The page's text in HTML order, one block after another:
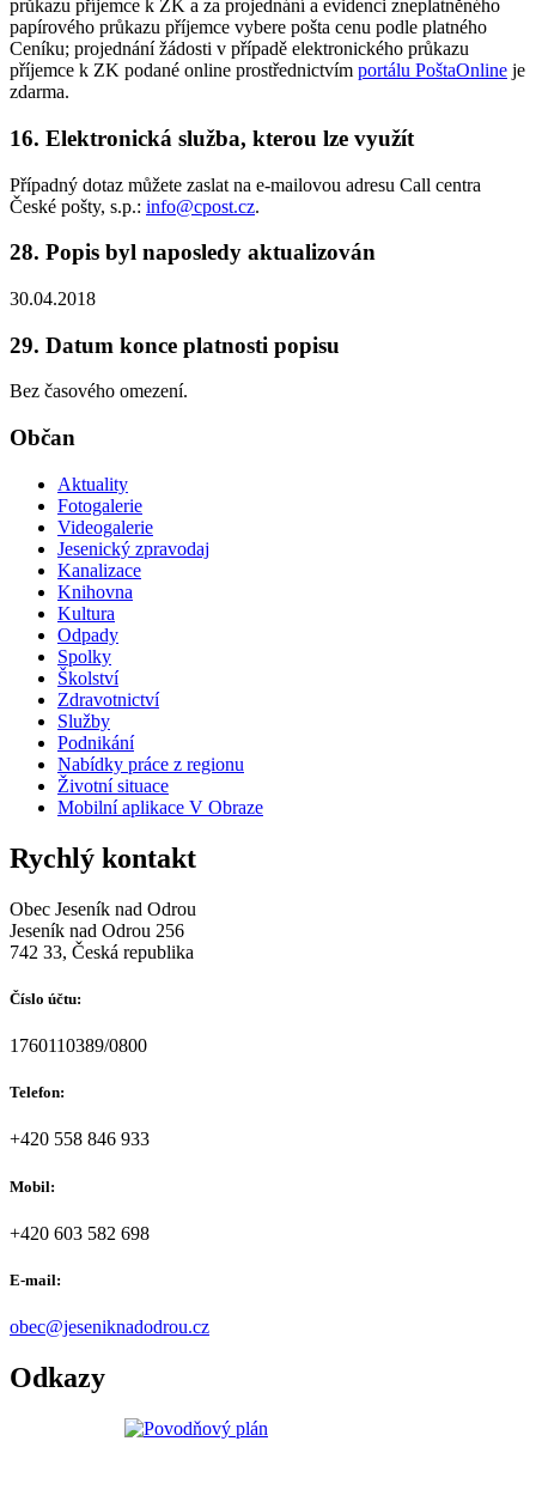
průkazu příjemce k ZK a za projednání a evidenci zneplatněného
papírového průkazu příjemce vybere pošta cenu podle platného
Ceníku; projednání žádosti v případě elektronického průkazu
příjemce k ZK podané online prostřednictvím portálu PoštaOnline je
zdarma.
16. Elektronická služba, kterou lze využít
Případný dotaz můžete zaslat na e-mailovou adresu Call centra
České pošty, s.p.: info@cpost.cz.
28. Popis byl naposledy aktualizován
30.04.2018
29. Datum konce platnosti popisu
Bez časového omezení.
Občan
Aktuality
Fotogalerie
Videogalerie
Jesenický zpravodaj
Kanalizace
Knihovna
Kultura
Odpady
Spolky
Školství
Zdravotnictví
Služby
Podnikání
Nabídky práce z regionu
Životní situace
Mobilní aplikace V Obraze
Rychlý kontakt
Obec Jeseník nad Odrou
Jeseník nad Odrou 256
742 33, Česká republika
Číslo účtu:
1760110389/0800
Telefon:
+420 558 846 933
Mobil:
+420 603 582 698
E-mail:
obec@jeseniknadodrou.cz
Odkazy